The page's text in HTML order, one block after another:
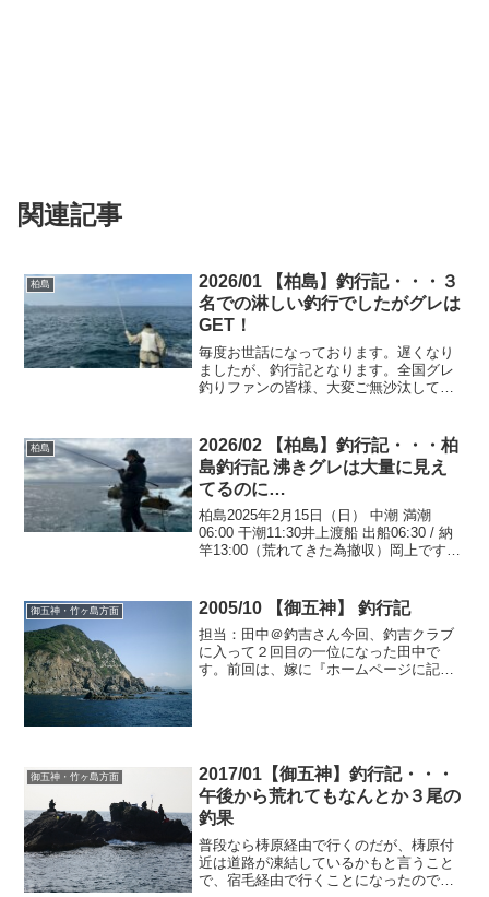
関連記事
柏島
2026/01 【柏島】釣行記・・・３
名での淋しい釣行でしたがグレは
GET！
毎度お世話になっております。遅くなり
ましたが、釣行記となります。全国グレ
釣りファンの皆様、大変ご無沙汰してお
良半島で行う段取りでしたが、予約を入
れていた渡船屋さんに日が...
柏島
2026/02 【柏島】釣行記・・・柏
島釣行記 沸きグレは大量に見え
てるのに…
柏島2025年2月15日（日） 中潮 満潮
06:00 干潮11:30井上渡船 出船06:30 / 納
竿13:00（荒れてきた為撤収）岡上です。
ベートでも全然行くことが...
御五神・竹ヶ島方面 2005/10 【御五神】 釣行記
担当：田中＠釣吉さん今回、釣吉クラブ
に入って２回目の一位になった田中で
す。前回は、嫁に『ホームページに記事
御五神・竹ヶ島方面
2017/01【御五神】釣行記・・・
午後から荒れてもなんとか３尾の
釣果
普段なら梼原経由で行くのだが、梼原付
近は道路が凍結しているかもと言うこと
で、宿毛経由で行くことになったので、